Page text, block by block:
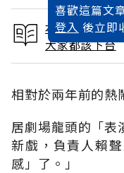
喜歡這篇文
登入 後立即
本文出自
大家都該下台
相對於兩年前的熱
居劇場龍頭的「表
新戲，負責人賴
感」了。」